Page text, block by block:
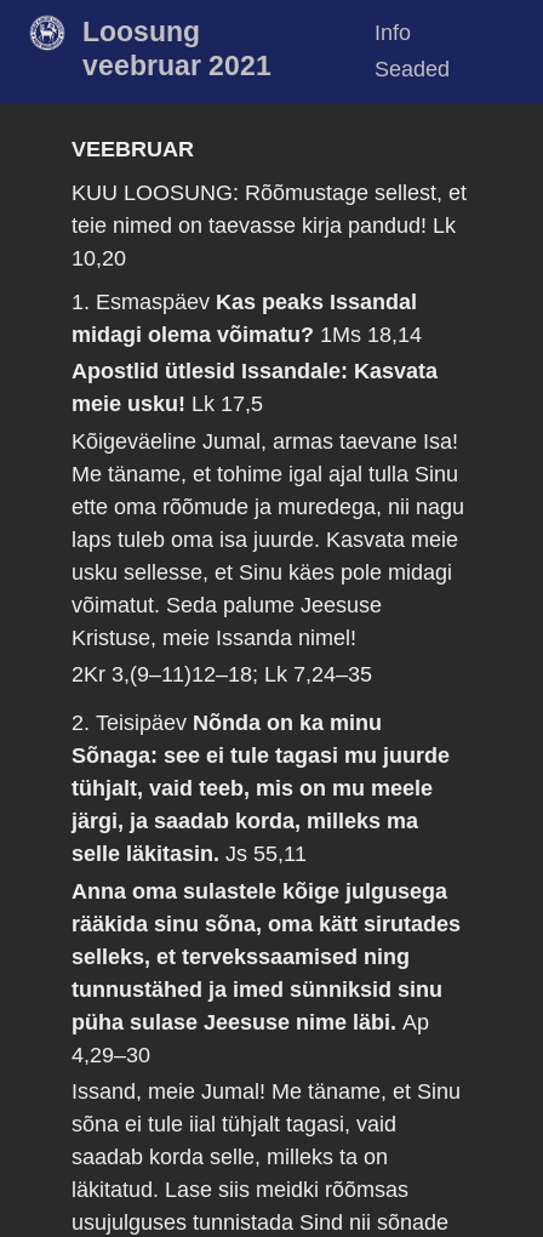
Loosung
veebruar 2021
Info
Seaded
VEEBRUAR
KUU LOOSUNG: Rõõmustage sellest, et
teie nimed on taevasse kirja pandud! Lk
10,20
1. Esmaspäev Kas peaks Issandal
midagi olema võimatu? 1Ms 18,14
Apostlid ütlesid Issandale: Kasvata
meie usku! Lk 17,5
Kõigeväeline Jumal, armas taevane Isa!
Me täname, et tohime igal ajal tulla Sinu
ette oma rõõmude ja muredega, nii nagu
laps tuleb oma isa juurde. Kasvata meie
usku sellesse, et Sinu käes pole midagi
võimatut. Seda palume Jeesuse
Kristuse, meie Issanda nimel!
2Kr 3,(9–11)12–18; Lk 7,24–35
2. Teisipäev Nõnda on ka minu
Sõnaga: see ei tule tagasi mu juurde
tühjalt, vaid teeb, mis on mu meele
järgi, ja saadab korda, milleks ma
selle läkitasin.Js 55,11
Anna oma sulastele kõige julgusega
rääkida sinu sõna, oma kätt sirutades
selleks, et tervekssaamised ning
tunnustähed ja imed sünniksid sinu
püha sulase Jeesuse nime läbi.Ap
4,29–30
Issand, meie Jumal! Me täname, et Sinu
sõna ei tule iial tühjalt tagasi, vaid
saadab korda selle, milleks ta on
läkitatud. Lase siis meidki rõõmsas
usujulguses tunnistada Sind nii sõnade